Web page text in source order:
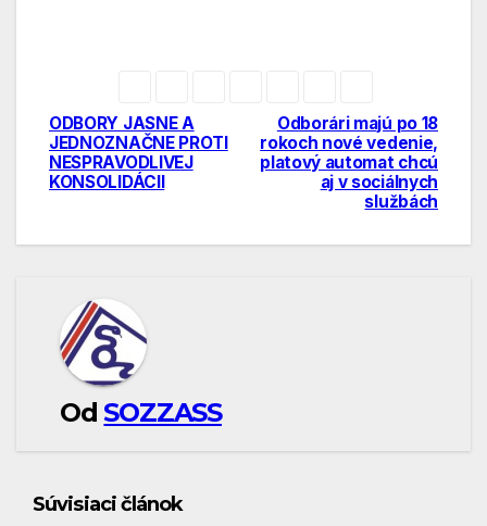
Navigácia
v
Odborári majú po 18
rokoch nové vedenie,
platový automat chcú
aj v sociálnych
službách
ODBORY JASNE A
JEDNOZNAČNE PROTI
NESPRAVODLIVEJ
KONSOLIDÁCII
OdSOZZASS
Súvisiaci článok